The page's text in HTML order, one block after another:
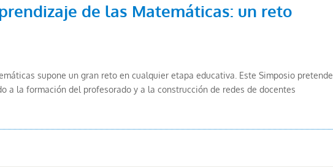
de las Matemáticas: un reto
supone un gran reto en cualquier etapa educativa. Este Simposio pretende
a la formación del profesorado y a la construcción de redes de docentes